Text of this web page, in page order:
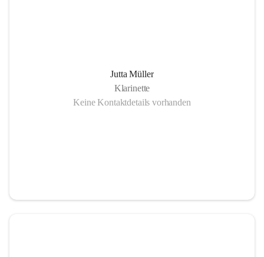
Jutta Müller
Klarinette
Keine Kontaktdetails vorhanden